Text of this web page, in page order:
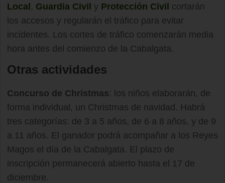
Local , Guardia Civil y Protección Civil cortarán
los accesos y regularán el tráfico para evitar
incidentes. Los cortes de tráfico comenzarán media
hora antes del comienzo de la Cabalgata.
Otras actividades
Concurso de Christmas: los niños elaborarán, de
forma individual, un Christmas de navidad. Habrá
tres categorías: de 3 a 5 años, de 6 a 8 años, y de 9
a 11 años. El ganador podrá acompañar a los Reyes
Magos el día de la Cabalgata. El plazo de
inscripción permanecerá abierto hasta el 17 de
diciembre.